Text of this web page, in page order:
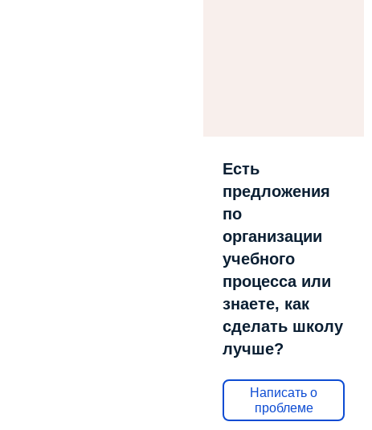
Есть
предложения
по
организации
учебного
процесса или
знаете, как
сделать школу
лучше?
Написать о
проблеме